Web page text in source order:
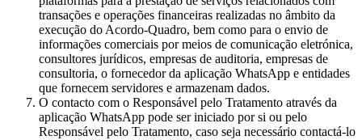
transações e operações financeiras realizadas no âmbito da
execução do Acordo-Quadro, bem como para o envio de
informações comerciais por meios de comunicação eletrónica,
consultores jurídicos, empresas de auditoria, empresas de
consultoria, o fornecedor da aplicação WhatsApp e entidades
que fornecem servidores e armazenam dados.
O contacto com o Responsável pelo Tratamento através da
aplicação WhatsApp pode ser iniciado por si ou pelo
Responsável pelo Tratamento, caso seja necessário contactá-lo